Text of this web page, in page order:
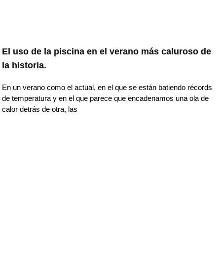
El uso de la piscina en el verano más caluroso de
la historia.
En un verano como el actual, en el que se están batiendo récords
de temperatura y en el que parece que encadenamos una ola de
calor detrás de otra, las